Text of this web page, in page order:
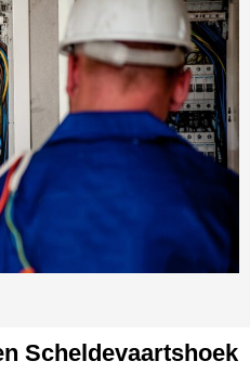
Scheldevaartshoek